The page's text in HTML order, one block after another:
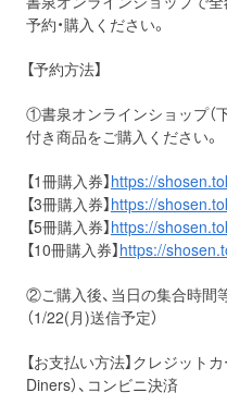
予約・購入ください。
【予約方法】
①書泉オンラインショップ（
付き商品をご購入ください。
【1冊購入券】https://
【3冊購入券】https://
【5冊購入券】https://
【10冊購入券】https://
②ご購入後、当日の集合時間
（1/22(月)送信予定）
【お支払い方法】クレジットカ
Diners）、コンビニ決済